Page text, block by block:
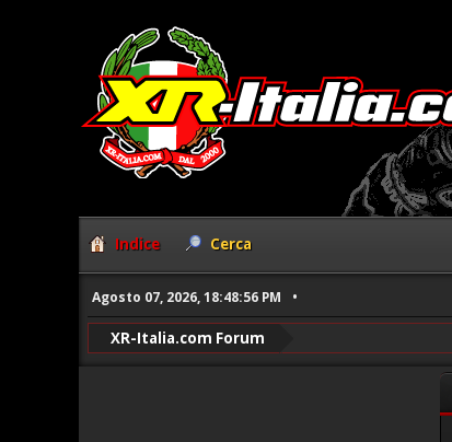
Indice Cerca
Agosto 07, 2026, 18:48:56 PM
XR-Italia.com Forum